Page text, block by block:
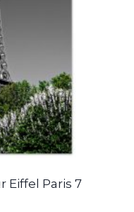
Eiffel Paris 7